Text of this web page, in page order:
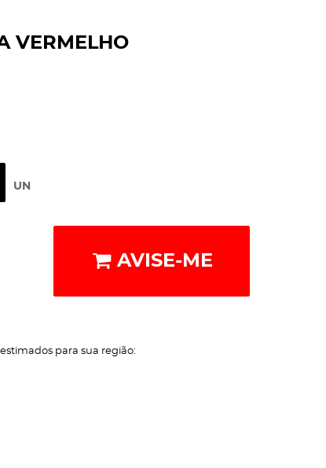
VERMELHO
UN
AVISE-ME
para sua região: